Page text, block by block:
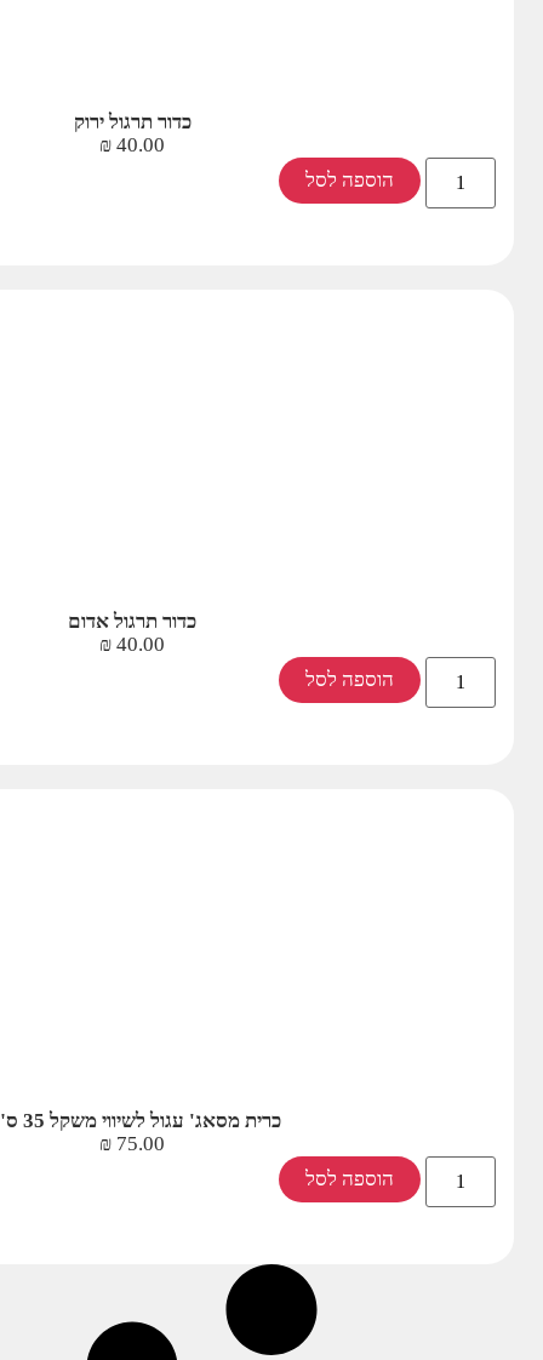
כדור תרגול ירוק
40.00
₪
הוספה לסל
כדור תרגול אדום
40.00
₪
הוספה לסל
כרית מסאג' עגול לשיווי משקל 35 ס"מ
75.00
₪
הוספה לסל